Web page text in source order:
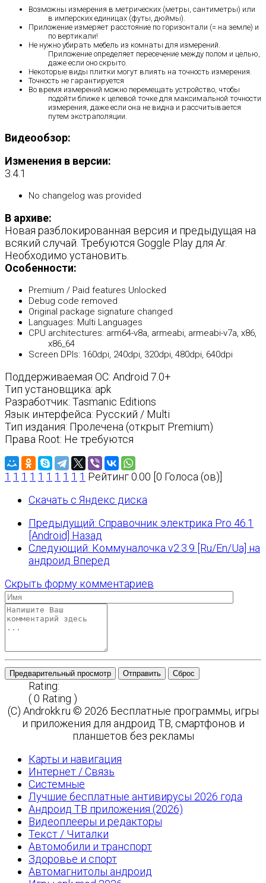
Возможны измерения в метрических (метры, сантиметры) или
в имперских единицах (футы, дюймы).
Приложение измеряет расстояние по горизонтали (= на земле) и
по вертикали!
Не нужно убирать мебель из комнаты для измерений.
Приложение определяет пересечение между полом и целью,
даже если оно скрыто.
Некоторые виды плитки могут влиять на точность измерения.
Точность не гарантируется
Во время измерений можно перемещать устройство, чтобы
подойти ближе к целевой точке для максимальной точности
измерения, даже если она не видна и рассчитывается
путем экстраполяции.
Видеообзор:
Изменения в версии:
3.4.1
No changelog was provided
В архиве:
Новая разблокированная версия и предыдущая на
всякий случай. Требуются Goggle Play для Ar.
Необходимо установить.
Особенности:
Premium / Paid features Unlocked
Debug code removed
Original package signature changed
Languages: Multi Languages
CPU architectures: arm64-v8a, armeabi, armeabi-v7a, x86,
x86_64
Screen DPIs: 160dpi, 240dpi, 320dpi, 480dpi, 640dpi
Поддерживаемая ОС: Android 7.0+
Тип установщика: apk
Разработчик: Tasmanic Editions
Язык интерфейса: Русский / Multi
Тип издания: Пролечена (открыт Premium)
Права Root: Не требуются
1 1 1 1 1 1 1 1 1 1 Рейтинг 0.00 [0 Голоса (ов)]
Скачать с Яндекс диска
Предыдущий: Справочник электрика Pro 46.1
[Android] Назад
Следующий: Коммуналочка v2.3.9 [Ru/En/Ua] на
андроид Вперед
Скрыть форму комментариев
Предварительный просмотр Отправить Сброс
Rating:
( 0 Rating )
(C) Androkk.ru © 2026 Бесплатные программы, игры
и приложения для андроид ТВ, смартфонов и
планшетов без рекламы
Карты и навигация
Интернет / Связь
Системные
Лучшие бесплатные антивирусы 2026 года
Андроид ТВ приложения (2026)
Видеоплееры и редакторы
Текст / Читалки
Автомобили и транспорт
Здоровье и спорт
Автомагнитолы андроид